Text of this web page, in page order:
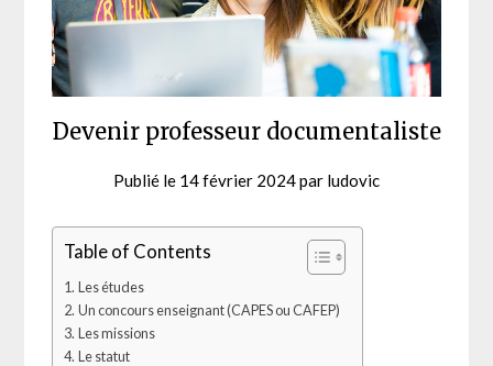
Devenir professeur documentaliste
Publié le 14 février 2024par ludovic
Table of Contents
Les études
Un concours enseignant (CAPES ou CAFEP)
Les missions
Le statut